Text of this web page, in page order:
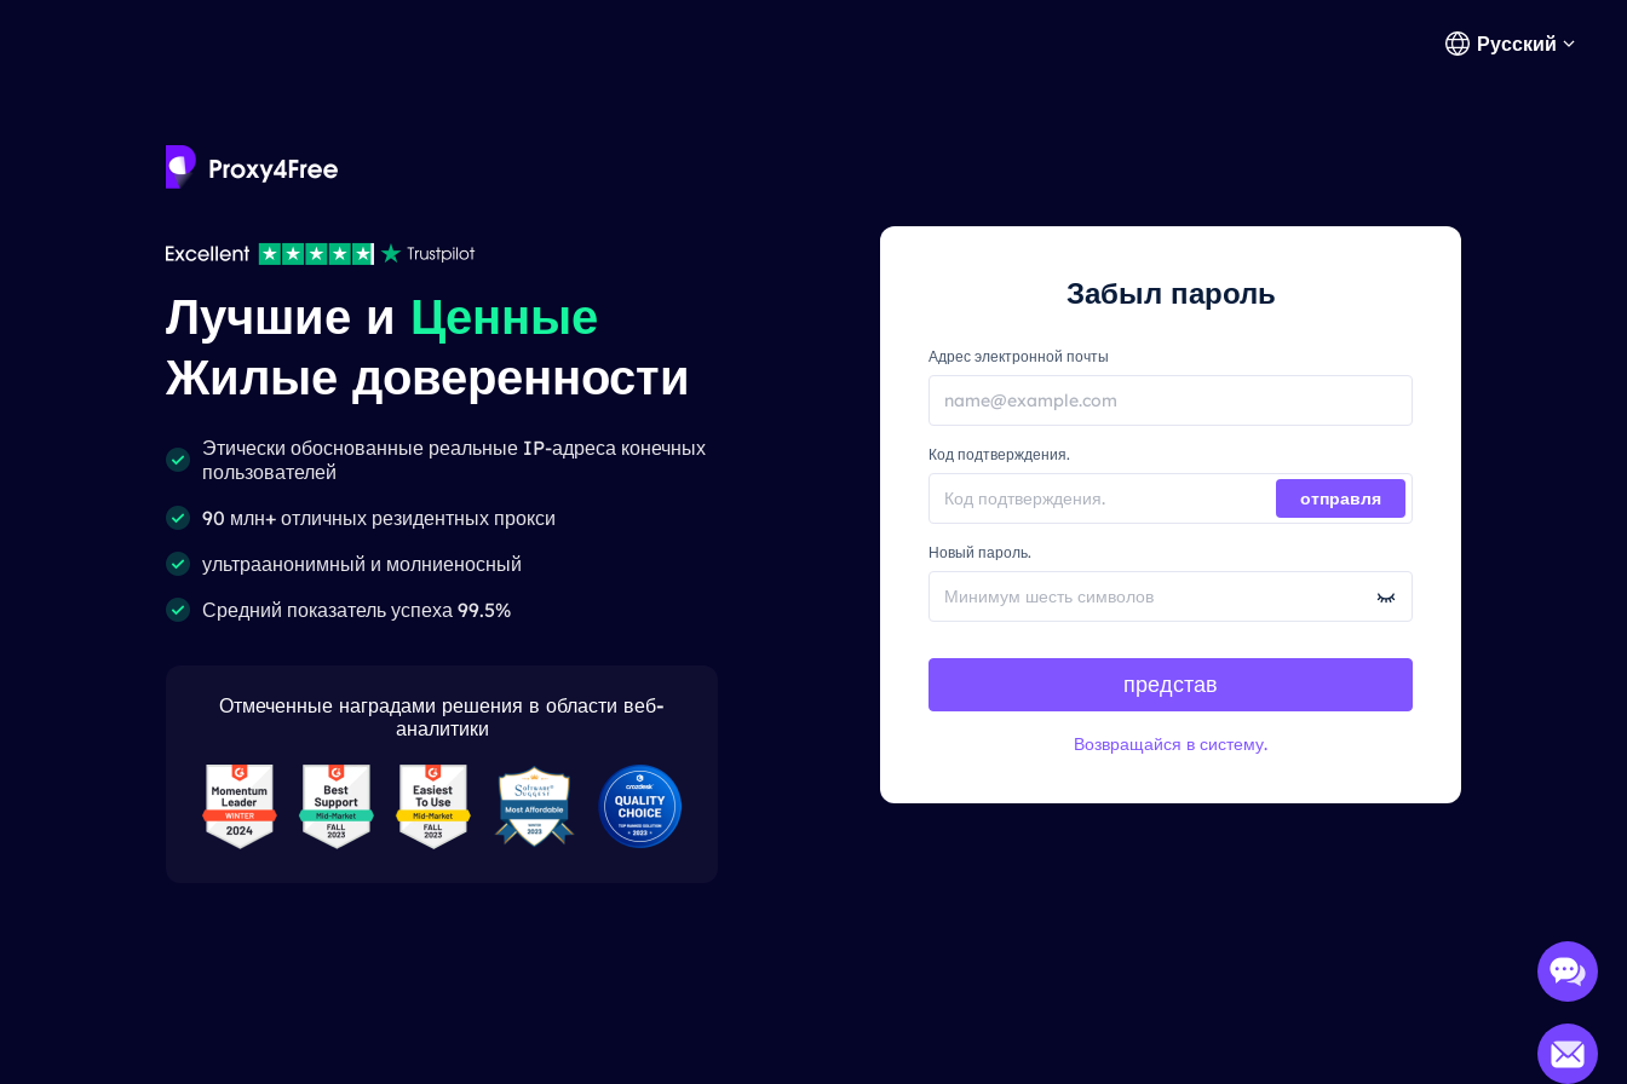
Лучшие и Ценные
Жилые доверенности
Этически обоснованные реальные IP-адреса конечных
пользователей
90 млн+ отличных резидентных прокси
ультраанонимный и молниеносный
Средний показатель успеха 99.5%
Отмеченные наградами решения в области веб-
аналитики
Забыл пароль
Адрес электронной почты
Код подтверждения.
отправля
Новый пароль.
представ
Возвращайся в систему.
Русский